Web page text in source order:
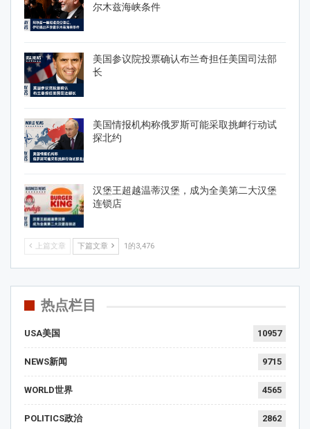
尔木兹海峡条件
美国参议院投票确认布兰奇担任美国司法部
长
美国情报机构称俄罗斯可能采取挑衅行动试
探北约
汉堡王超越温蒂汉堡，成为全美第二大汉堡
连锁店
上篇文章 下篇文章 1的3,476
热点栏目
USA美国 10957
NEWS新闻 9715
WORLD世界 4565
POLITICS政治 2862